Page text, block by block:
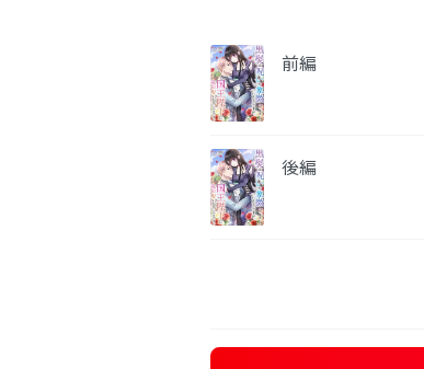
前編
後編